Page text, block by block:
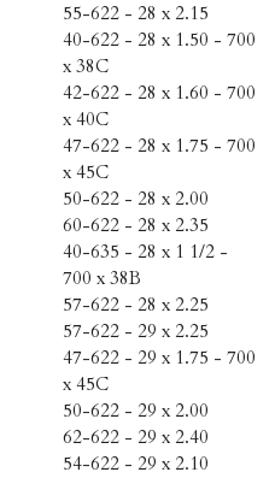
55-622 - 28 x 2.15
40-622 - 28 x 1.50 - 700
x 38C
42-622 - 28 x 1.60 - 700
x 40C
47-622 - 28 x 1.75 - 700
x 45C
50-622 - 28 x 2.00
60-622 - 28 x 2.35
40-635 - 28 x 1 1/2 -
700 x 38B
57-622 - 28 x 2.25
57-622 - 29 x 2.25
47-622 - 29 x 1.75 - 700
x 45C
50-622 - 29 x 2.00
62-622 - 29 x 2.40
54-622 - 29 x 2.10